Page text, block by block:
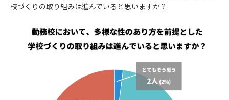
校づくりの取り組みは進んでいると思いますか？